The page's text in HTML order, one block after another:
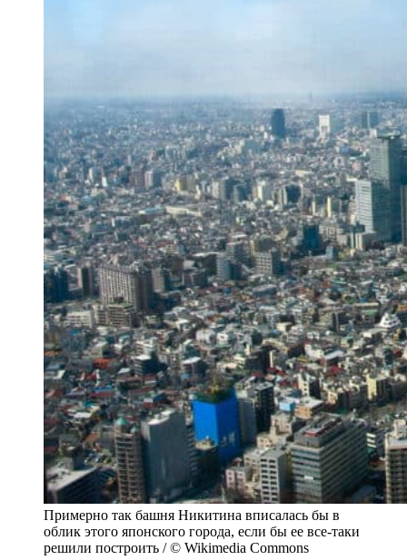
Примерно так башня Никитина вписалась бы в
облик этого японского города, если бы ее все-таки
решили построить / © Wikimedia Commons